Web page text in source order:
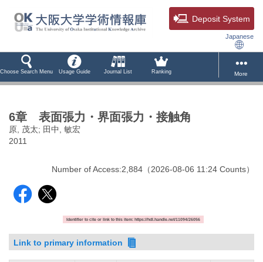
Deposit System
Japanese
Choose Search Menu Usage Guide Journal List Ranking More
6章 表面張力・界面張力・接触角
原, 茂太; 田中, 敏宏
2011
Number of Access:2,884 （2026-08-06 11:24 Counts）
Identifier to cite or link to this item: https://hdl.handle.net/11094/26056
Link to primary information